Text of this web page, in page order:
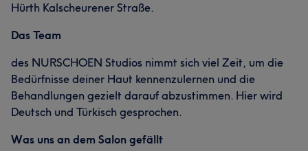
Hürth Kalscheurener Straße.
Das Team
des NURSCHOEN Studios nimmt sich viel Zeit, um die
Bedürfnisse deiner Haut kennenzulernen und die
Behandlungen gezielt darauf abzustimmen. Hier wird
Deutsch und Türkisch gesprochen.
Was uns an dem Salon gefällt